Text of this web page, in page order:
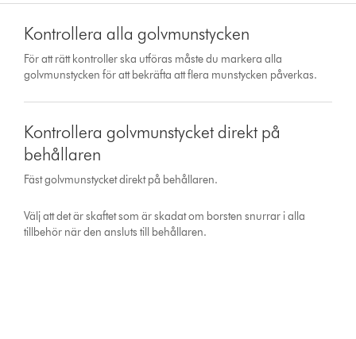
Kontrollera alla golvmunstycken
För att rätt kontroller ska utföras måste du markera alla
golvmunstycken för att bekräfta att flera munstycken påverkas.
Kontrollera golvmunstycket direkt på
behållaren
Fäst golvmunstycket direkt på behållaren.
Välj att det är skaftet som är skadat om borsten snurrar i alla
tillbehör när den ansluts till behållaren.